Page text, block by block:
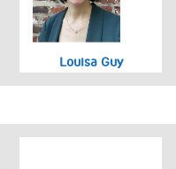
Louisa Guy